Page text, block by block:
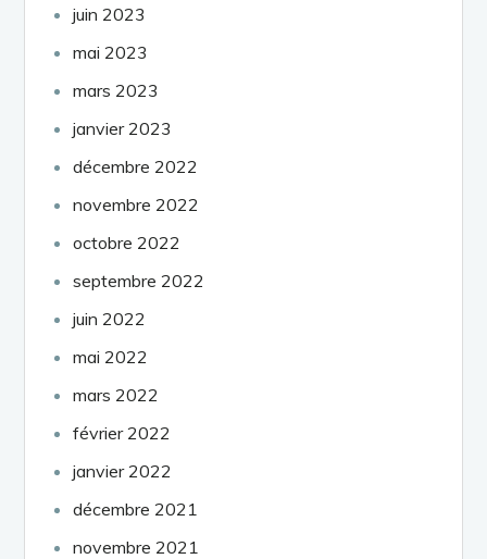
juin 2023
mai 2023
mars 2023
janvier 2023
décembre 2022
novembre 2022
octobre 2022
septembre 2022
juin 2022
mai 2022
mars 2022
février 2022
janvier 2022
décembre 2021
novembre 2021